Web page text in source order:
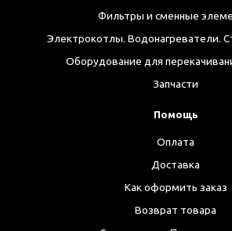
Фильтры и сменные
Электрокотлы. Водонагреватели.
Оборудование для
Запчасти
Помощь
Оплата
Доставка
Как оформить заказ
Возврат товара